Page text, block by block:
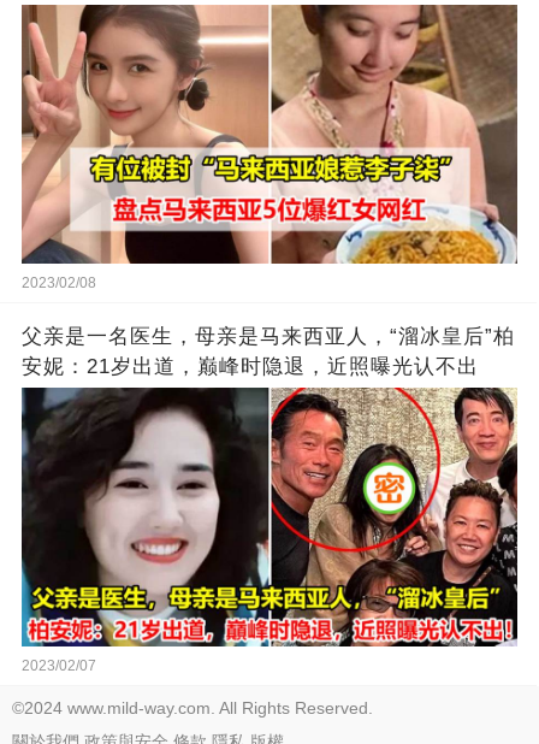
2023/02/08
父亲是一名医生，母亲是马来西亚人，“溜冰皇后”柏
安妮：21岁出道，巅峰时隐退，近照曝光认不出
2023/02/07
©2024 www.mild-way.com. All Rights Reserved.